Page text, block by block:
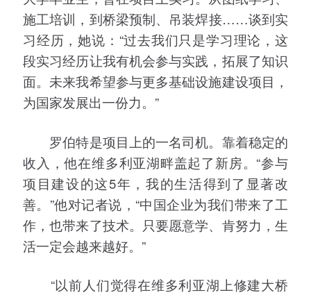
施工培训，到桥梁预制、吊装焊接……谈到实
习经历，她说：“过去我们只是学习理论，这
段实习经历让我有机会参与实践，拓展了知识
面。未来我希望参与更多基础设施建设项目，
为国家发展出一份力。”
罗伯特是项目上的一名司机。靠着稳定的
收入，他在维多利亚湖畔盖起了新房。“参与
项目建设的这5年，我的生活得到了显著改
善。”他对记者说，“中国企业为我们带来了工
作，也带来了技术。只要愿意学、肯努力，生
活一定会越来越好。”
“以前人们觉得在维多利亚湖上修建大桥